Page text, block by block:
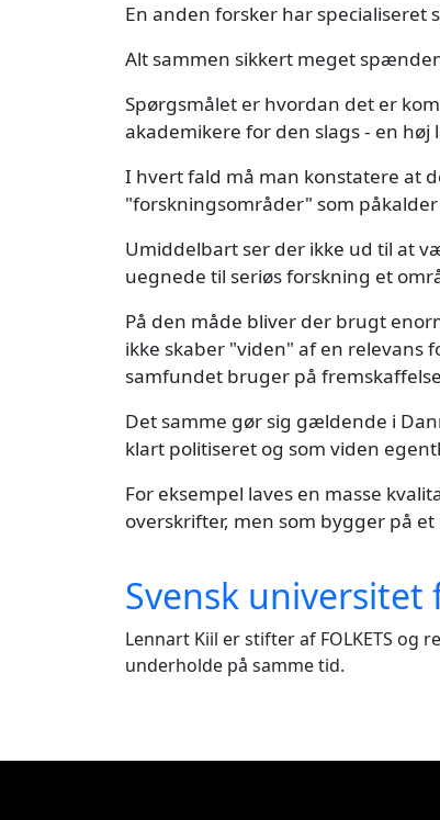
En anden forsker har
Alt sammen sikkert meget
Spørgsmålet er hvordan det er
akademikere for den slags - en
I hvert fald må man konstatere at
"forskningsområder" som
Umiddelbart ser der ikke ud til at
uegnede til seriøs forskning et
På den måde bliver der brugt
ikke skaber "viden" af en relevans
samfundet bruger på
Det samme gør sig gældende i
klart politiseret og som viden
For eksempel laves en masse
overskrifter, men som bygger på
Svensk universitet
Lennart Kiil er stifter af FOLKETS og
underholde på samme tid.